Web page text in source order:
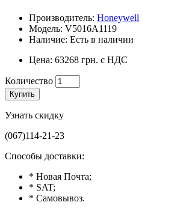
Производитель: Honeywell
Модель: V5016A1119
Наличие: Есть в наличии
Цена: 63268 грн. с НДС
Количество
Купить
Узнать скидку
(067)114-21-23
Способы доставки:
* Новая Почта;
* SAT;
* Самовывоз.